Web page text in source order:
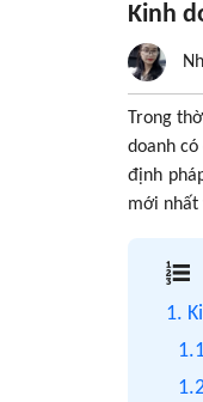
Kinh
Trong
doanh
định
mới nhất
1.